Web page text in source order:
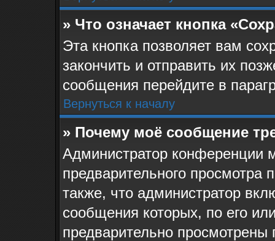
» Что означает кнопка
Эта кнопка позволяет вам
закончить и отправить их
сообщения перейдите в
Вернуться к началу
» Почему моё сообщение
Администратор конференции
предварительного
также, что администратор
сообщения которых, по его
предварительно